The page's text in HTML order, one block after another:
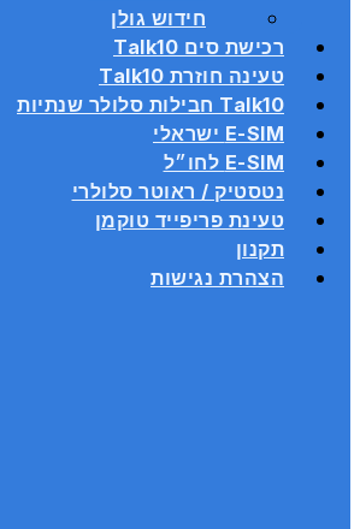
חידוש גולן
רכישת סים Talk10
טעינה חוזרת Talk10
Talk10 חבילות סלולר שנתיות
E-SIM ישראלי
E-SIM לחו״ל
נטסטיק / ראוטר סלולרי
טעינת פריפייד טוקמן
תקנון
הצהרת נגישות